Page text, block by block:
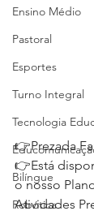
Ensino Médio
Pastoral
Esportes
Turno Integral
Tecnologia
Bilíngue
Robótica
👉Prezada
👉Está
o nosso
Atividades